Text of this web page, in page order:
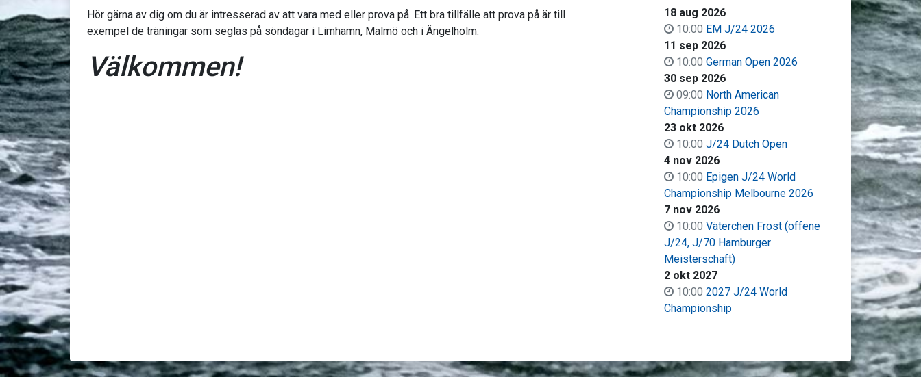
18 aug 2026
10:00 EM J/24 2026
11 sep 2026
10:00 German Open 2026
30 sep 2026
09:00 North American
Championship 2026
23 okt 2026
10:00 J/24 Dutch Open
4 nov 2026
10:00 Epigen J/24 World
Championship Melbourne 2026
7 nov 2026
10:00 Väter­chen Frost (offene
J/24, J/70 Hamburger
Meisterschaft)
2 okt 2027
10:00 2027 J/24 World
Championship
Hör gärna av dig om du är intresserad av att vara med eller prova på. Ett bra tillfälle att prova på är till
exempel de träningar som seglas på söndagar i Limhamn, Malmö och i Ängelholm.
Välkommen!